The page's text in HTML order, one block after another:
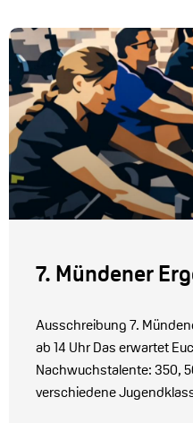
7. Mündener
Ausschreibung 7.
ab 14 Uhr Das erwartet
Nachwuchstalente: 350,
verschiedene